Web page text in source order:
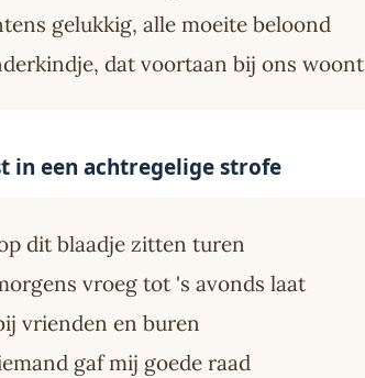
gelukkig, alle moeite beloond
dat voortaan bij ons woont
in een achtregelige strofe
dit blaadje zitten turen
vroeg tot 's avonds laat
vrienden en buren
gaf mij goede raad